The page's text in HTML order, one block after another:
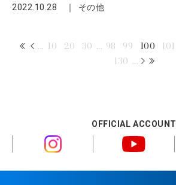
2022.10.28 その他
... 10 20 30 ... 98 99 100 101
130 ...
OFFICIAL ACCOUNT